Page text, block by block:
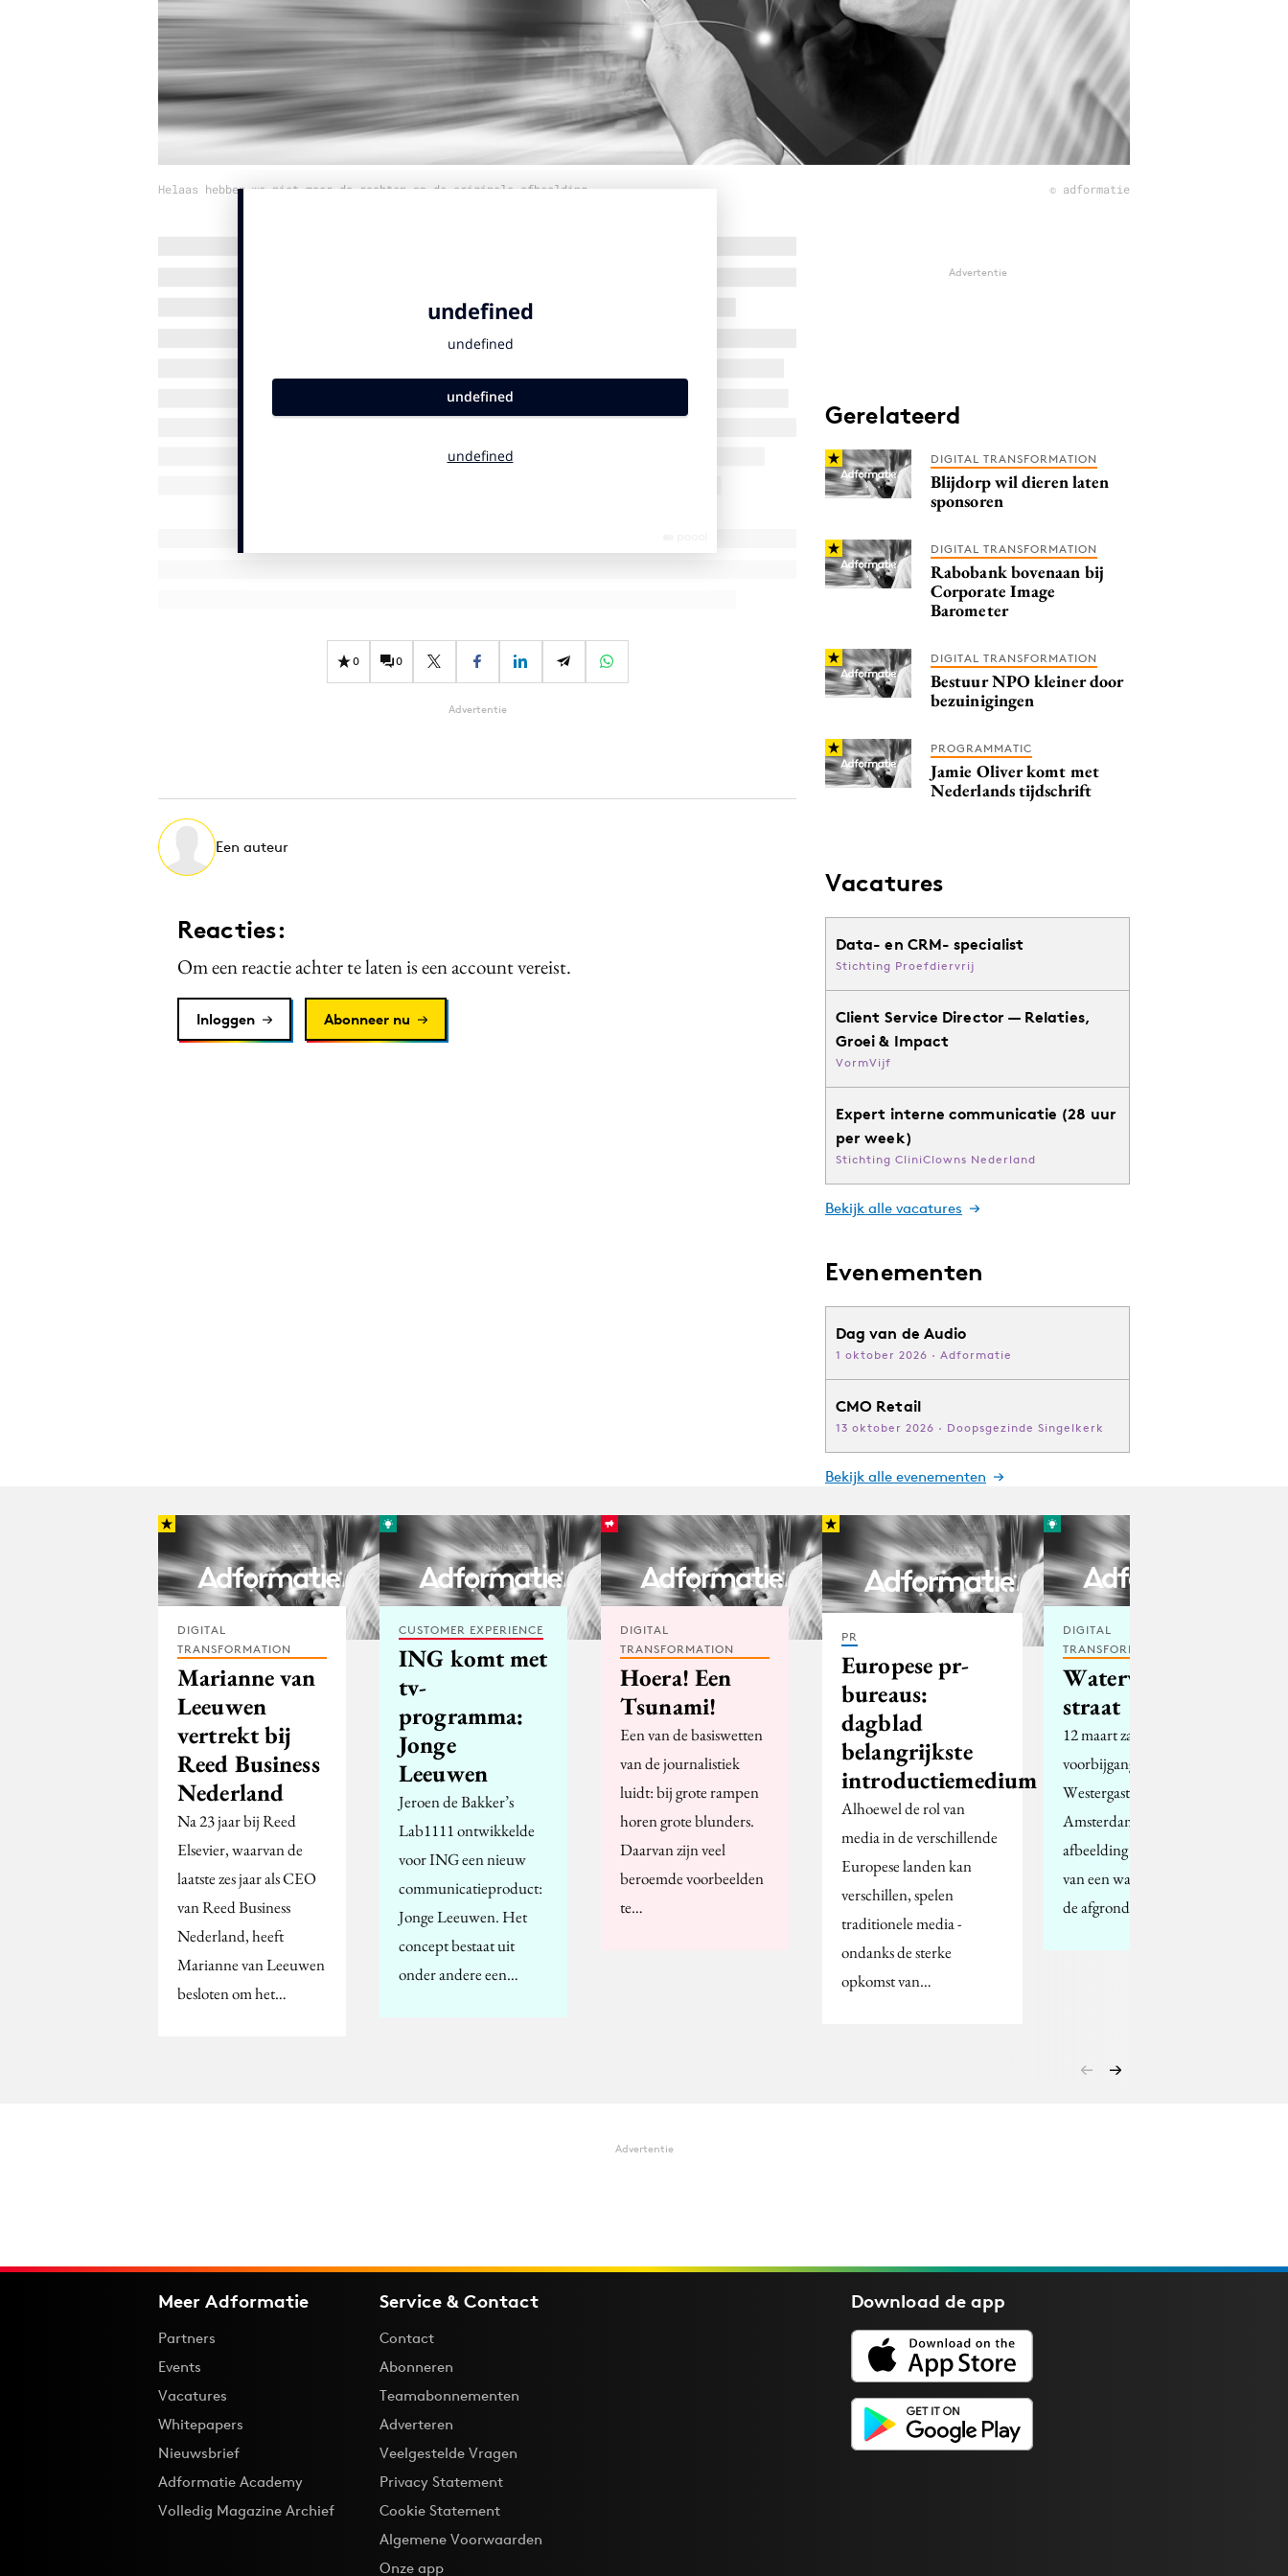
Helaas hebben we niet meer de rechten op de originele afbeelding © adformatie
0 0
Advertentie
Een auteur
Reacties:
Om een reactie achter te laten is een account vereist.
Inloggen Abonneer nu
Advertentie
Gerelateerd
DIGITAL TRANSFORMATION
Blijdorp wil dieren laten
sponsoren
DIGITAL TRANSFORMATION
Rabobank bovenaan bij
Corporate Image
Barometer
DIGITAL TRANSFORMATION
Bestuur NPO kleiner door
bezuinigingen
PROGRAMMATIC
Jamie Oliver komt met
Nederlands tijdschrift
Vacatures
Data- en CRM- specialist
Stichting Proefdiervrij
Client Service Director — Relaties,
Groei & Impact
VormVijf
Expert interne communicatie (28 uur
per week)
Stichting CliniClowns Nederland
Bekijk alle vacatures
Evenementen
Dag van de Audio
1 oktober 2026 · Adformatie
CMO Retail
13 oktober 2026 · Doopsgezinde Singelkerk
Bekijk alle evenementen
DIGITAL
TRANSFORMATION
Marianne van
Leeuwen
vertrekt bij
Reed Business
Nederland
Na 23 jaar bij Reed
Elsevier, waarvan de
laatste zes jaar als CEO
van Reed Business
Nederland, heeft
Marianne van Leeuwen
besloten om het…
CUSTOMER EXPERIENCE
ING komt met
tv-
programma:
Jonge
Leeuwen
Jeroen de Bakker’s
Lab1111 ontwikkelde
voor ING een nieuw
communicatieproduct:
Jonge Leeuwen. Het
concept bestaat uit
onder andere een…
DIGITAL
TRANSFORMATION
Hoera! Een
Tsunami!
Een van de basiswetten
van de journalistiek
luidt: bij grote rampen
horen grote blunders.
Daarvan zijn veel
beroemde voorbeelden
te…
PR
Europese pr-
bureaus:
dagblad
belangrijkste
introductiemedium
Alhoewel de rol van
media in de verschillende
Europese landen kan
verschillen, spelen
traditionele media -
ondanks de sterke
opkomst van…
DIGITAL
TRANSFORMATION
Waterval op
straat
12 maart zagen
voorbijgangers op het
Westergasterrein in
Amsterdam een
afbeelding op de grond
van een waterval die in
de afgrond verdween.
Advertentie
Meer Adformatie
Partners
Events
Vacatures
Whitepapers
Nieuwsbrief
Adformatie Academy
Volledig Magazine Archief
Service & Contact
Contact
Abonneren
Teamabonnementen
Adverteren
Veelgestelde Vragen
Privacy Statement
Cookie Statement
Algemene Voorwaarden
Onze app
Download deapp